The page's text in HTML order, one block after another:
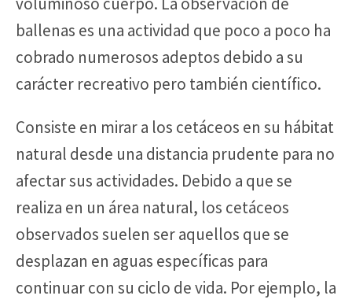
ballenas es una actividad que poco a poco ha
cobrado numerosos adeptos debido a su
carácter recreativo pero también científico.
Consiste en mirar a los cetáceos en su hábitat
natural desde una distancia prudente para no
afectar sus actividades. Debido a que se
realiza en un área natural, los cetáceos
observados suelen ser aquellos que se
desplazan en aguas específicas para
continuar con su ciclo de vida. Por ejemplo, la